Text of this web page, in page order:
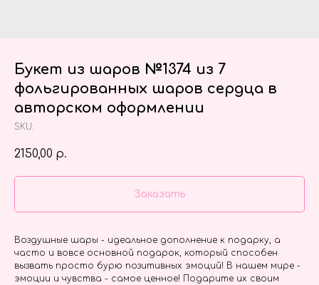
Букет из шаров №1374 из 7
фольгированных шаров сердца в
авторском оформлении
SKU:
2150,00 р.
Заказать
Воздушные шары - идеальное дополнение к подарку, а
часто и вовсе основной подарок, который способен
вызвать просто бурю позитивных эмоций! В нашем мире -
эмоции и чувства - самое ценное! Подарите их своим